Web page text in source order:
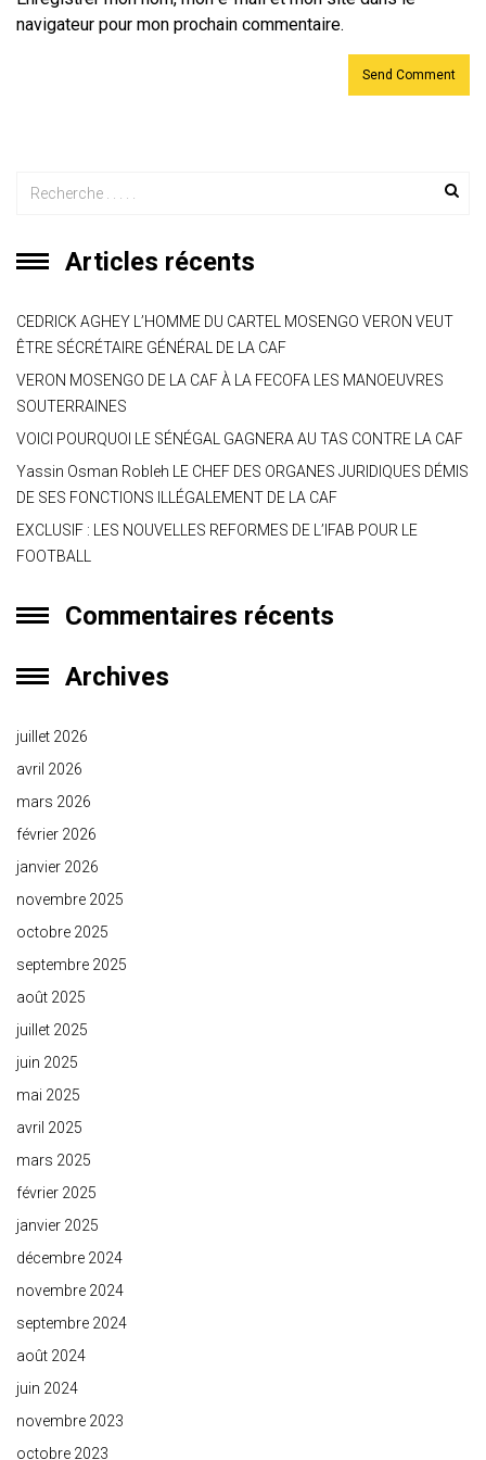
navigateur pour mon prochain commentaire.
Articles récents
CEDRICK AGHEY L’HOMME DU CARTEL MOSENGO VERON VEUT
ÊTRE SÉCRÉTAIRE GÉNÉRAL DE LA CAF
VERON MOSENGO DE LA CAF À LA FECOFA LES MANOEUVRES
SOUTERRAINES
VOICI POURQUOI LE SÉNÉGAL GAGNERA AU TAS CONTRE LA CAF
Yassin Osman Robleh LE CHEF DES ORGANES JURIDIQUES DÉMIS
DE SES FONCTIONS ILLÉGALEMENT DE LA CAF
EXCLUSIF : LES NOUVELLES REFORMES DE L’IFAB POUR LE
FOOTBALL
Commentaires récents
Archives
juillet 2026
avril 2026
mars 2026
février 2026
janvier 2026
novembre 2025
octobre 2025
septembre 2025
août 2025
juillet 2025
juin 2025
mai 2025
avril 2025
mars 2025
février 2025
janvier 2025
décembre 2024
novembre 2024
septembre 2024
août 2024
juin 2024
novembre 2023
octobre 2023